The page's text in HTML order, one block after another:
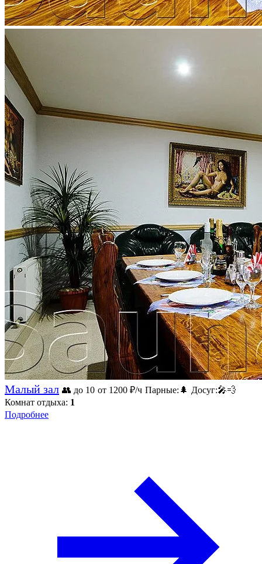
Малый зал 👥 до 10 от 1200 ₽/ч Парные: 🌲 Досуг:🎤💨
Комнат отдыха: 1
Подробнее